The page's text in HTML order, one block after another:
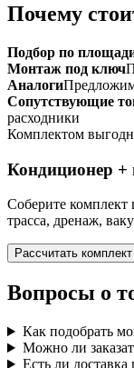
Почему
Подбор по
Монтаж под ключ
Аналоги
Сопутствующие
расходники
Комплектом
Кондиционер +
Соберите
трасса, дренаж,
Рассчитать комплект
Вопросы о
Как подобрать
Можно ли
Есть ли